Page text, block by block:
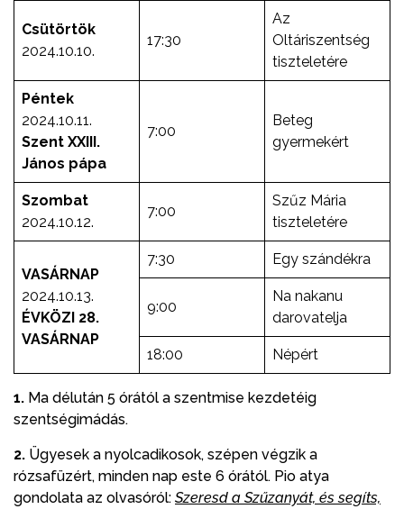
Csütörtök
2024.10.10.
17:30
Az
Oltáriszentség
tiszteletére
Péntek
2024.10.11.
Szent XXIII.
János pápa
7:00
Beteg
gyermekért
Szombat
2024.10.12.
7:00
Szűz Mária
tiszteletére
VASÁRNAP
2024.10.13.
ÉVKÖZI 28.
VASÁRNAP
7:30 Egy szándékra
9:00
Na nakanu
darovatelja
18:00 Népért
1. Ma délután 5 órától a szentmise kezdetéig
szentségimádás.
2. Ügyesek a nyolcadikosok, szépen végzik a
rózsafüzért, minden nap este 6 órától. Pio atya
gondolata az olvasóról: Szeresd a Szűzanyát, és segíts,